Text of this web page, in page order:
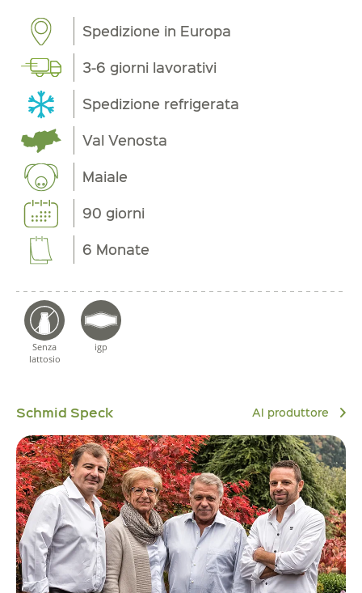
Spedizione in Europa
3-6 giorni lavorativi
Spedizione refrigerata
Val Venosta
Maiale
90 giorni
6 Monate
Senza
lattosio
igp
Schmid Speck Al produttore